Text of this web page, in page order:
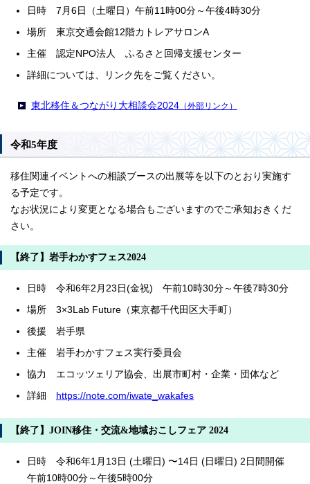
日時 7月6日（土曜日）午前11時00分～午後4時30分
場所 東京交通会館12階カトレアサロンA
主催 認定NPO法人 ふるさと回帰支援センター
詳細については、リンク先をご覧ください。
東北移住＆つながり大相談会2024 （外部リンク）
令和5年度
移住関連イベントへの相談ブースの出展等を以下のとおり実施す
る予定です。
なお状況により変更となる場合もございますのでご承知おきくだ
さい。
【終了】岩手わかすフェス2024
日時 令和6年2月23日(金祝) 午前10時30分～午後7時30分
場所 3×3Lab Future（東京都千代田区大手町）
後援 岩手県
主催 岩手わかすフェス実行委員会
協力 エコッツェリア協会、出展市町村・企業・団体など
詳細 https://note.com/iwate_wakafes
【終了】JOIN移住・交流&地域おこしフェア 2024
日時 令和6年1月13日 (土曜日) 〜14日 (日曜日) 2日間開催
午前10時00分～午後5時00分